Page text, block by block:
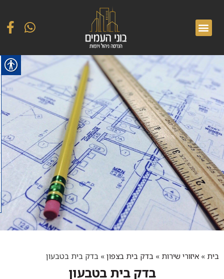
בית » איזורי שירות » בדק בית בצפון » בדק בית בטבעון
בדק בית בטבעון